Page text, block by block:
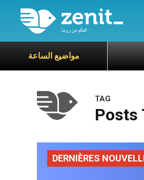
مواضيع الساعة
TAG
DERNIÈRES